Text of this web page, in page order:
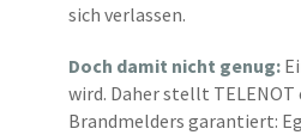
sich verlassen.
Doch damit nicht genug:
wird. Daher stellt
Brandmelders garantiert: